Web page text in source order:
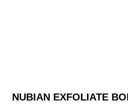
NUBIAN EXFOLIATE